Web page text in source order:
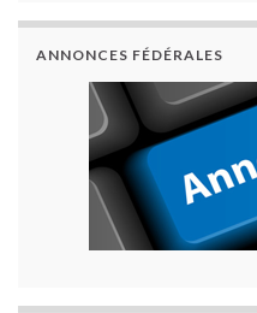
ANNONCES FÉDÉRALES